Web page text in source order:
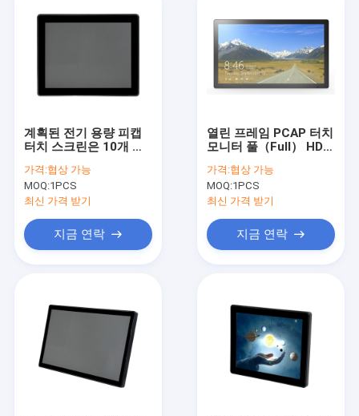
제품 소개
공장 투어
계획된 전기 용량 피캡
터치 스크린은 10개 핵
모니터링합니다
가격:협상 가능
MOQ:1PCS
최신 가격 받기
지금 연락
열린 프레임 PCAP 터치
모니터 풀（Full） HD
터치 패널
가격:협상 가능
MOQ:1PCS
최신 가격 받기
지금 연락